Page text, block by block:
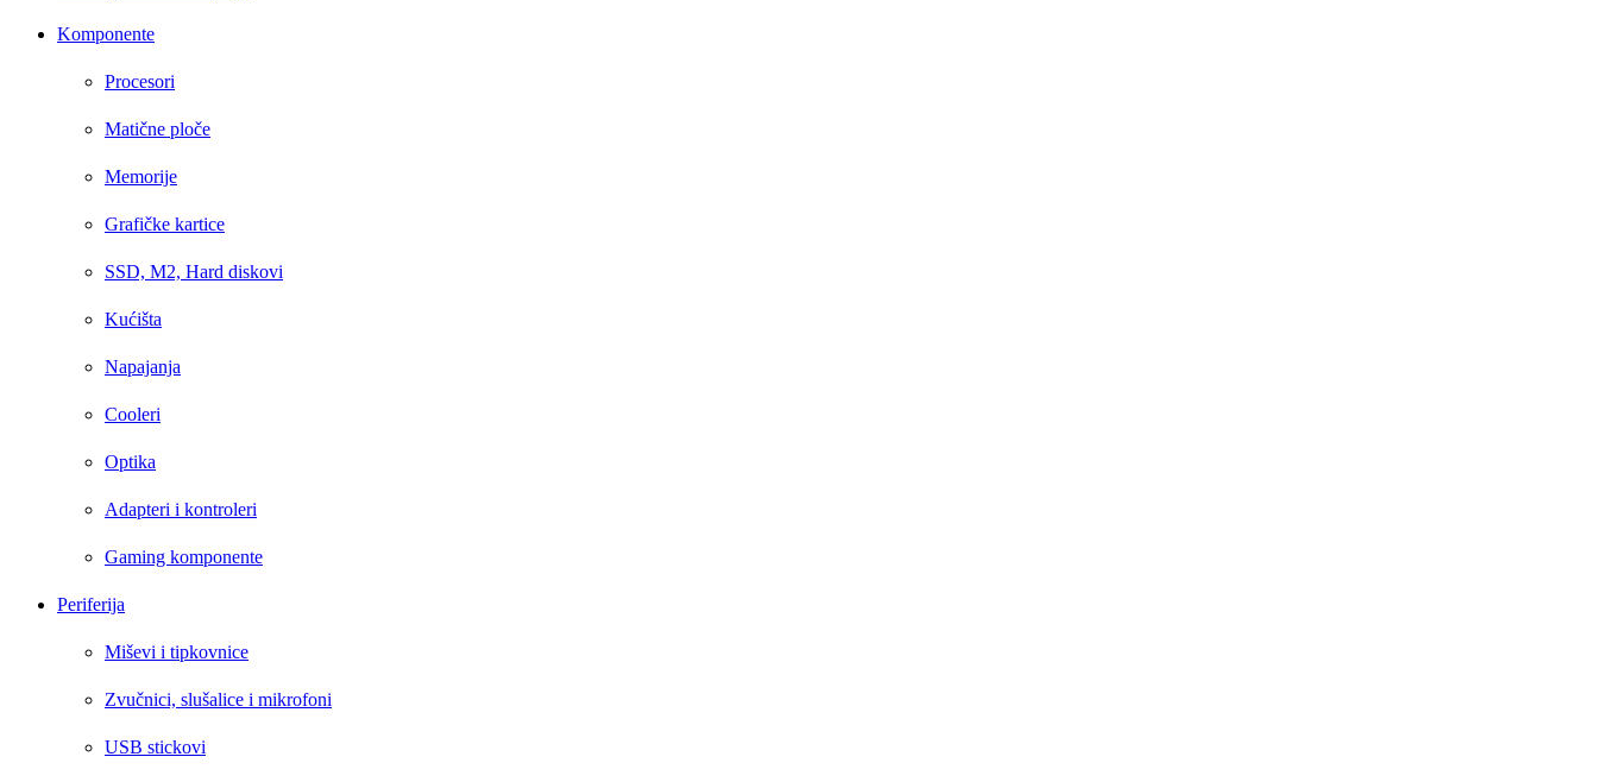
Komponente
Procesori
Matične ploče
Memorije
Grafičke kartice
SSD, M2, Hard diskovi
Kućišta
Napajanja
Cooleri
Optika
Adapteri i kontroleri
Gaming komponente
Periferija
Miševi i tipkovnice
Zvučnici, slušalice i mikrofoni
USB stickovi